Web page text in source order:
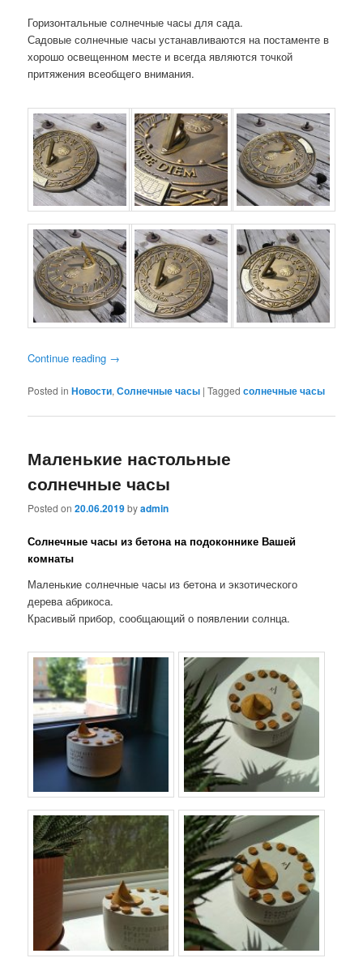
Горизонтальные солнечные часы для сада.
Садовые солнечные часы устанавливаются на постаменте в
хорошо освещенном месте и всегда являются точкой
притяжения всеобщего внимания.
Continue reading →
Posted in Новости,Солнечные часы |Tagged солнечные часы
Маленькие настольные
солнечные часы
Posted on20.06.2019byadmin
Солнечные часы из бетона на подоконнике Вашей
комнаты
Маленькие солнечные часы из бетона и экзотического
дерева абрикоса.
Красивый прибор, сообщающий о появлении солнца.